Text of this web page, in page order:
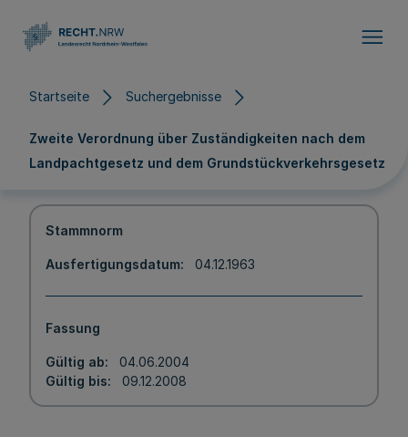
Startseite Suchergebnisse
Zweite Verordnung über Zuständigkeiten nach dem
Landpachtgesetz und dem Grundstückverkehrsgesetz
Stammnorm
Ausfertigungsdatum 04.12.1963
Fassung
Gültig ab
04.06.2004
Gültig bis
09.12.2008